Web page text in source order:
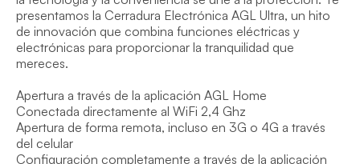
presentamos la Cerradura Electrónica AGL Ultra, un hito
de innovación que combina funciones eléctricas y
electrónicas para proporcionar la tranquilidad que
mereces.
Apertura a través de la aplicación AGL Home
Conectada directamente al WiFi 2,4 Ghz
Apertura de forma remota, incluso en 3G o 4G a través
del celular
Configuración completamente a través de la aplicación